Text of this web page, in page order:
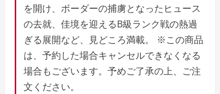
を開け、ボーダーの捕虜となったヒュース
の去就、佳境を迎えるB級ランク戦の熱過
ぎる展開など、見どころ満載。 ※この商品
は、予約した場合キャンセルできなくなる
場合もございます。予めご了承の上、ご注
文ください。